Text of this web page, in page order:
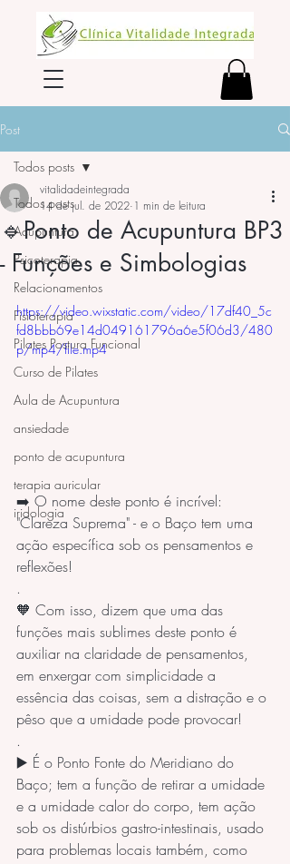
Post
Todos posts
Acupuntura
Psicoterapia
Relacionamentos
Fisioterapia
Pilates Postura Funcional
Curso de Pilates
Aula de Acupuntura
ansiedade
ponto de acupuntura
terapia auricular
iridologia
Todos posts
🔹Ponto de Acupuntura BP3
- Funções e Simbologias
vitalidadeintegrada
14 de jul. de 2022 1 min de leitura
https://video.wixstatic.com/video/17df40_5c
fd8bbb69e14d049161796a6e5f06d3/480
p/mp4/file.mp4
.
➡️ O nome deste ponto é incrível:
"Clareza Suprema" - e o Baço tem uma
ação específica sob os pensamentos e
reflexões!
.
🧡 Com isso, dizem que uma das
funções mais sublimes deste ponto é
auxiliar na claridade de pensamentos,
em enxergar com simplicidade a
essência das coisas, sem a distração e o
pêso que a umidade pode provocar!
.
▶️ É o Ponto Fonte do Meridiano do
Baço; tem a função de retirar a umidade
e a umidade calor do corpo, tem ação
sob os distúrbios gastro-intestinais, usado
para problemas locais também, como